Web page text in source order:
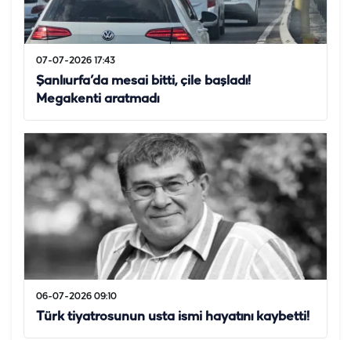
07-07-2026 17:43
Şanlıurfa’da mesai bitti, çile başladı!
Megakenti aratmadı
06-07-2026 09:10
Türk tiyatrosunun usta ismi hayatını kaybetti!